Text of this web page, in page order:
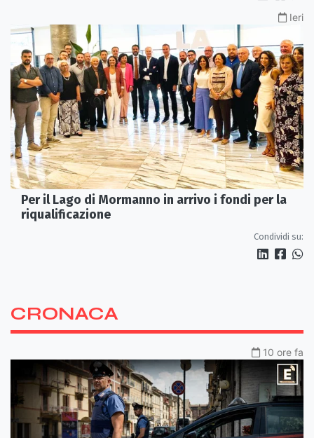
Ieri
Per il Lago di Mormanno in arrivo i fondi per la
riqualificazione
Condividi su:
CRONACA
10 ore fa